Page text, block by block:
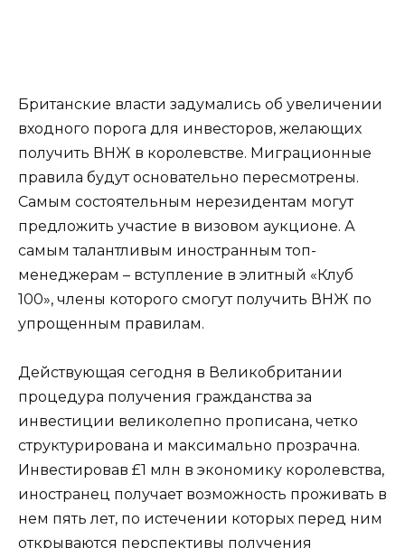
Британские власти задумались об увеличении
входного порога для инвесторов, желающих
получить ВНЖ в королевстве. Миграционные
правила будут основательно пересмотрены.
Самым состоятельным нерезидентам могут
предложить участие в визовом аукционе. А
самым талантливым иностранным топ-
менеджерам – вступление в элитный «Клуб
100», члены которого смогут получить ВНЖ по
упрощенным правилам.
Действующая сегодня в Великобритании
процедура получения гражданства за
инвестиции великолепно прописана, четко
структурирована и максимально прозрачна.
Инвестировав £1 млн в экономику королевства,
иностранец получает возможность проживать в
нем пять лет, по истечении которых перед ним
открываются перспективы получения